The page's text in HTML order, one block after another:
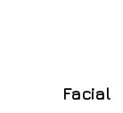
Facial